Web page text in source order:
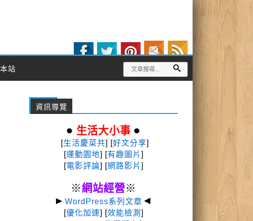
站
資訊導覽
● 生活大小事 ●
[生活慶菜共] [好文分享]
[運動園地] [有趣圖片 ]
[電影評論] [網路影片 ]
※網站經營※
► WordPress系列文章 ◄
[優化加速] [效能檢測 ]